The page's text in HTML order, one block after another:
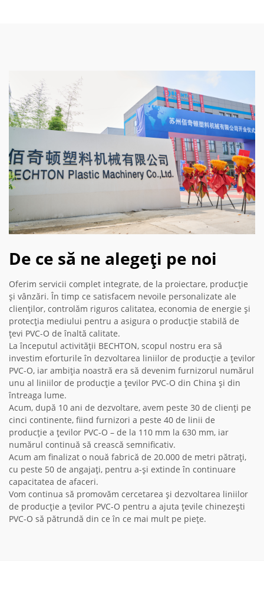
De ce să ne alegeți pe noi
Oferim servicii complet integrate, de la proiectare, producție
și vânzări. În timp ce satisfacem nevoile personalizate ale
clienților, controlăm riguros calitatea, economia de energie și
protecția mediului pentru a asigura o producție stabilă de
țevi PVC-O de înaltă calitate.
La începutul activității BECHTON, scopul nostru era să
investim eforturile în dezvoltarea liniilor de producție a țevilor
PVC-O, iar ambiția noastră era să devenim furnizorul numărul
unu al liniilor de producție a țevilor PVC-O din China și din
întreaga lume.
Acum, după 10 ani de dezvoltare, avem peste 30 de clienți pe
cinci continente, fiind furnizori a peste 40 de linii de
producție a țevilor PVC-O – de la 110 mm la 630 mm, iar
numărul continuă să crească semnificativ.
Acum am finalizat o nouă fabrică de 20.000 de metri pătrați,
cu peste 50 de angajați, pentru a-și extinde în continuare
capacitatea de afaceri.
Vom continua să promovăm cercetarea și dezvoltarea liniilor
de producție a țevilor PVC-O pentru a ajuta țevile chinezești
PVC-O să pătrundă din ce în ce mai mult pe piețe.